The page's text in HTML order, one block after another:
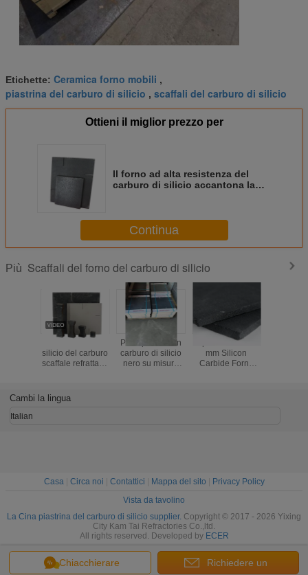
Etichette: Ceramica forno mobili ,
piastrina del carburo di silicio , scaffali del carburo di silicio
Ottieni il miglior prezzo per
Il forno ad alta resistenza del
carburo di silicio accantona la
Continua
Più Scaffali del forno del carburo di silicio
silicio del carburo
scaffale refrattario
la mobilia del
Piani per forni in
carburo di silicio
nero su misura
Spessore 10-30
mm Silicon
Carbide Forno
Chiacchierare Richiedere un
Cambi la lingua
Italian
Casa| Circa noi Contattici Mappa del sito
Privacy Policy
Vista da tavolino
La Cina piastrina del carburo di silicio supplier. Copyright © 2017 - 2026 Yixing
City Kam Tai Refractories Co.,ltd.
All rights reserved. Developed by ECER